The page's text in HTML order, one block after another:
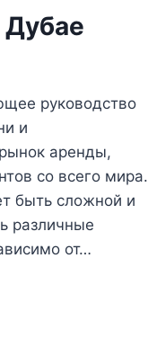
руководство
и
аренды,
со всего мира.
быть сложной и
различные
от…